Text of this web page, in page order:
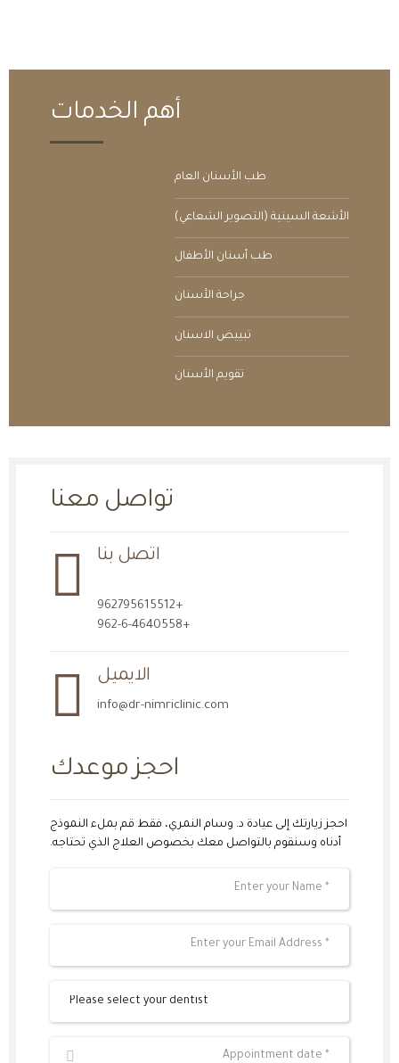
أهم الخدمات
طب الأسنان العام
الأشعة السينية (التصوير الشعاعي)
طب أسنان الأطفال
جراحة الأسنان
تبييض الاسنان
تقويم الأسنان
تواصل معنا
اتصل بنا
+962795615512
+962-6-4640558
الايميل
info@dr-nimriclinic.com
احجز موعدك
احجز زيارتك إلى عيادة د. وسام النمري، فقط قم بملء النموذج
أدناه وسنقوم بالتواصل معك بخصوص العلاج الذي تحتاجه.